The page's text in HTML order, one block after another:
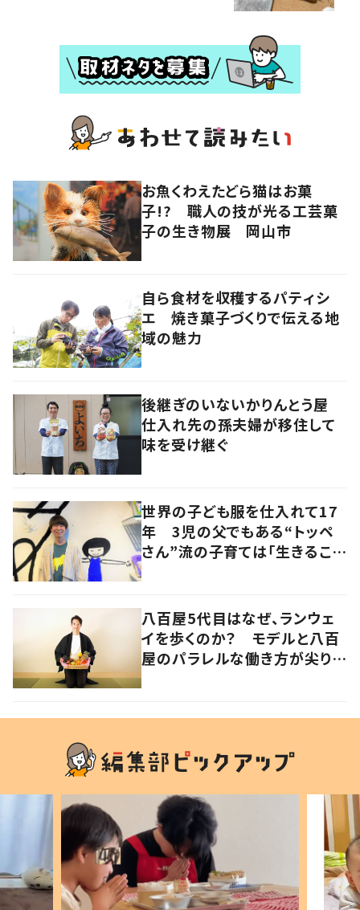
お魚くわえたどら猫はお菓
子!? 職人の技が光る工芸菓
子の生き物展 岡山市
自ら食材を収穫するパティシ
エ 焼き菓子づくりで伝える地
域の魅力
後継ぎのいないかりんとう屋
仕入れ先の孫夫婦が移住して
味を受け継ぐ
世界の子ども服を仕入れて17
年 3児の父でもある“トッペ
さん”流の子育ては「生きること
八百屋5代目はなぜ、ランウェ
イを歩くのか？ モデルと八百
屋のパラレルな働き方が尖り続